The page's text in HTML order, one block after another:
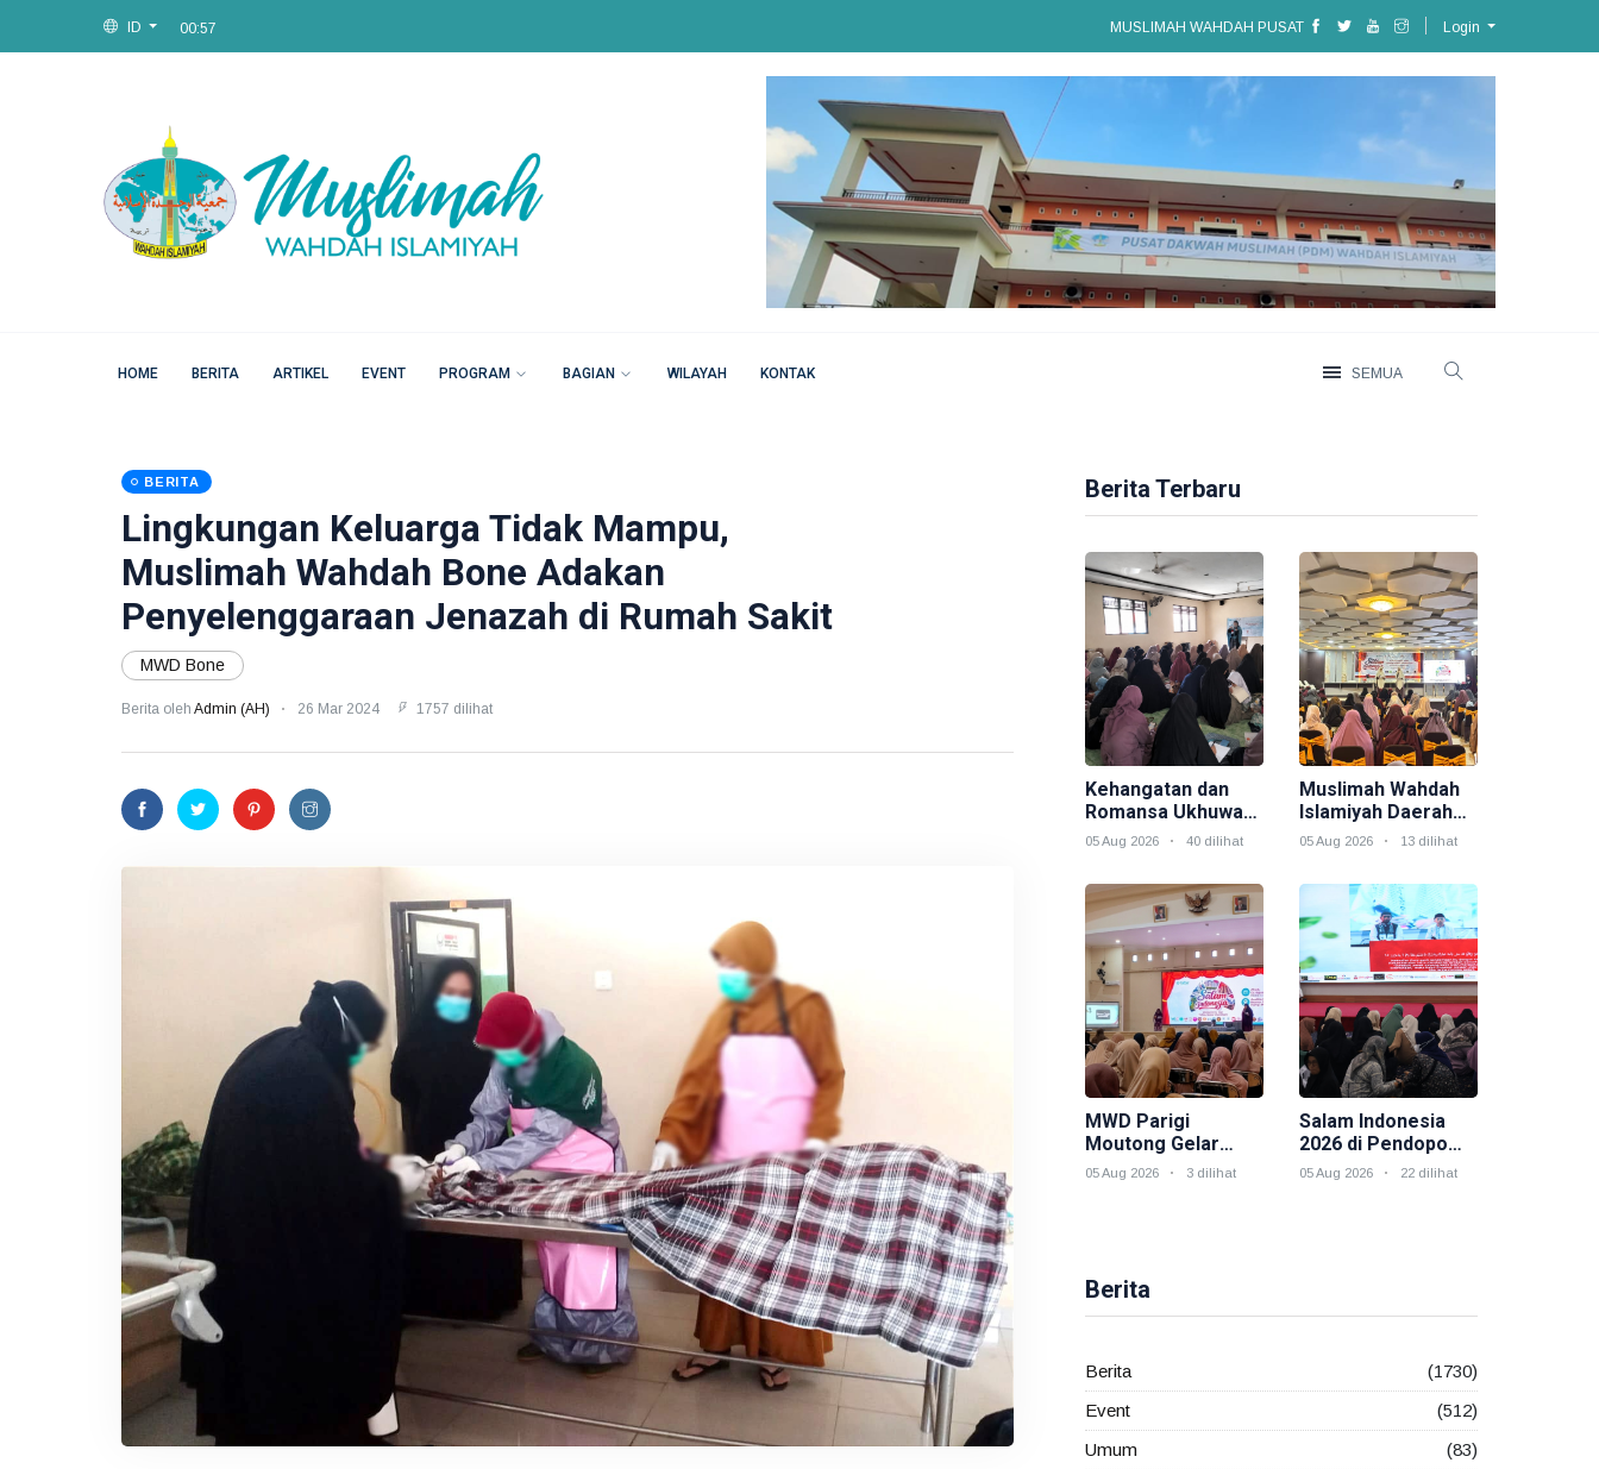
ID
00:57
Thu, 06 Aug 2026
MUSLIMAH WAHDAH PUSAT Login
SEMUA
HOME BERITA ARTIKEL EVENT PROGRAM BAGIAN WILAYAH KONTAK
BERITA
Lingkungan Keluarga Tidak Mampu,
Muslimah Wahdah Bone Adakan
Penyelenggaraan Jenazah di Rumah Sakit
MWD Bone
Berita oleh Admin (AH) 26 Mar 2024 1757 dilihat
Berita Terbaru
Kehangatan dan
Romansa Ukhuwah
Muslimah dalam
Indonesia
05 Aug 2026 40 dilihat
Muslimah Wahdah
Islamiyah Daerah
Morowali Gelar
Indonesia" Sebagai
Rangkaian
Muktamar V
05 Aug 2026 13 dilihat
MWD Parigi
Moutong Gelar
Hybrid Salam
Keluarga
05 Aug 2026 3 dilihat
Salam Indonesia
2026 di Pendopo
Odah Etam,
05 Aug 2026 22 dilihat
Berita
Berita
(1730)
Event
(512)
Umum
(83)